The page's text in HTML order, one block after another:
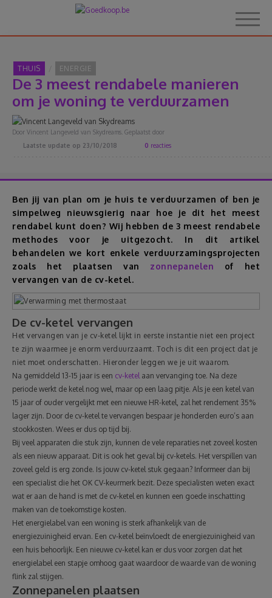
Over Goedkoop.be
Korting
Thema's
Reviews
Reizen
Geldzaken
Thuis
Elektronica
Eten & Drinken
Mode & Verzorging
Korting
THUIS ENERGIE
De 3 meest rendabele manieren
om je woning te verduurzamen
Door Vincent Langeveld van Skydreams. Geplaatst door
Laatste update op 23/10/2018 0 reacties
Ben jij van plan om je huis te verduurzamen of ben je
simpelweg nieuwsgierig naar hoe je dit het meest
rendabel kunt doen? Wij hebben de 3 meest rendabele
methodes voor je uitgezocht. In dit artikel
behandelen we kort enkele verduurzamingsprojecten
zoals het plaatsen van zonnepanelen of het
vervangen van de cv-ketel.
De cv-ketel vervangen
Het vervangen van je cv-ketel lijkt in eerste instantie niet een project
te zijn waarmee je enorm verduurzaamt. Toch is dit een project dat je
niet moet onderschatten. Hieronder leggen we je uit waarom.
Na gemiddeld 13-15 jaar is een cv-ketelaan vervanging toe. Na deze
periode werkt de ketel nog wel, maar op een laag pitje. Als je een ketel van
15 jaar of ouder vergelijkt met een nieuwe HR-ketel, zal het rendement 35%
lager zijn. Door de cv-ketel te vervangen bespaar je honderden euro’s aan
stookkosten. Wees er dus op tijd bij.
Bij veel apparaten die stuk zijn, kunnen de vele reparaties net zoveel kosten
als een nieuw apparaat. Dit is ook het geval bij cv-ketels. Het verspillen van
zoveel geld is erg zonde. Is jouw cv-ketel stuk gegaan? Informeer dan bij
een specialist die het OK CV-keurmerk bezit. Deze specialisten weten exact
wat er aan de hand is met de cv-ketel en kunnen een goede inschatting
maken van de toekomstige kosten.
Het energielabel van een woning is sterk afhankelijk van de
energiezuinigheid ervan. Een cv-ketel beïnvloedt de energiezuinigheid van
een huis behoorlijk. Een nieuwe cv-ketel kan er dus voor zorgen dat het
energielabel een stapje omhoog gaat waardoor de waarde van de woning
flink zal stijgen.
Zonnepanelen plaatsen